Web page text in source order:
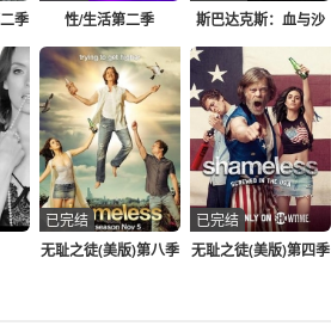
季 性/生活第二季 斯巴达克斯：血与沙
无耻之徒(美版)第八季
已完结
无耻之徒(美版)第四季
已完结